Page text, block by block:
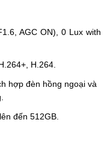
AGC ON), 0 Lux with
H.264.
hợp đèn hồng ngoại và
đến 512GB.